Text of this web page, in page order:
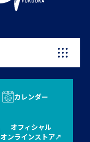
カレンダー
オフィシャル
オンラインストア